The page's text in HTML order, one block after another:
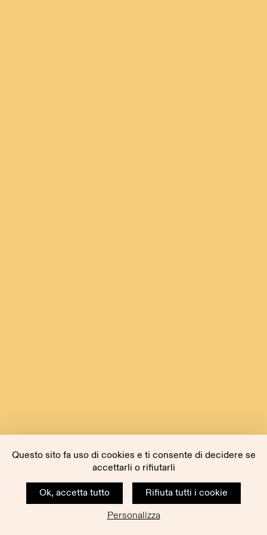
Questo sito fa uso di cookies e ti consente di decidere se
accettarli o rifiutarli
Ok, accetta tutto
Rifiuta tutti i cookie
Personalizza